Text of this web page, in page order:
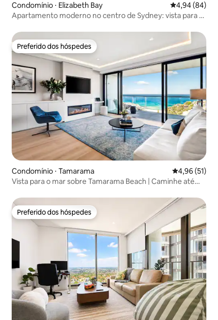
Condomínio ⋅ Elizabeth Bay 4,94 de uma
4,94 (84)
Apartamento moderno no centro de Sydney: vista para o
Preferido dos hóspedes
Preferido dos hóspedes
Condomínio ⋅ Tamarama 4,96 de uma
4,96 (51)
Vista para o mar sobre Tamarama Beach | Caminhe até
Preferido dos hóspedes
Preferido dos hóspedes